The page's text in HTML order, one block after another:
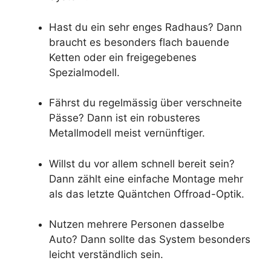
Hast du ein sehr enges Radhaus? Dann
braucht es besonders flach bauende
Ketten oder ein freigegebenes
Spezialmodell.
Fährst du regelmässig über verschneite
Pässe? Dann ist ein robusteres
Metallmodell meist vernünftiger.
Willst du vor allem schnell bereit sein?
Dann zählt eine einfache Montage mehr
als das letzte Quäntchen Offroad-Optik.
Nutzen mehrere Personen dasselbe
Auto? Dann sollte das System besonders
leicht verständlich sein.